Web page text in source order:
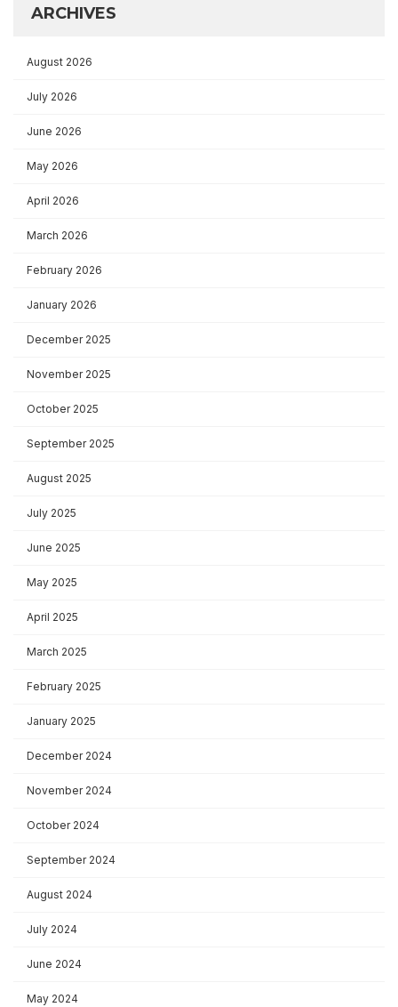
ARCHIVES
August 2026
July 2026
June 2026
May 2026
April 2026
March 2026
February 2026
January 2026
December 2025
November 2025
October 2025
September 2025
August 2025
July 2025
June 2025
May 2025
April 2025
March 2025
February 2025
January 2025
December 2024
November 2024
October 2024
September 2024
August 2024
July 2024
June 2024
May 2024